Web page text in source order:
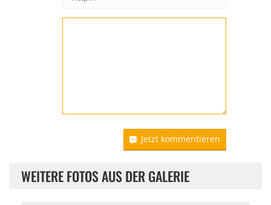
Jetzt kommentieren
WEITERE FOTOS AUS DER GALERIE